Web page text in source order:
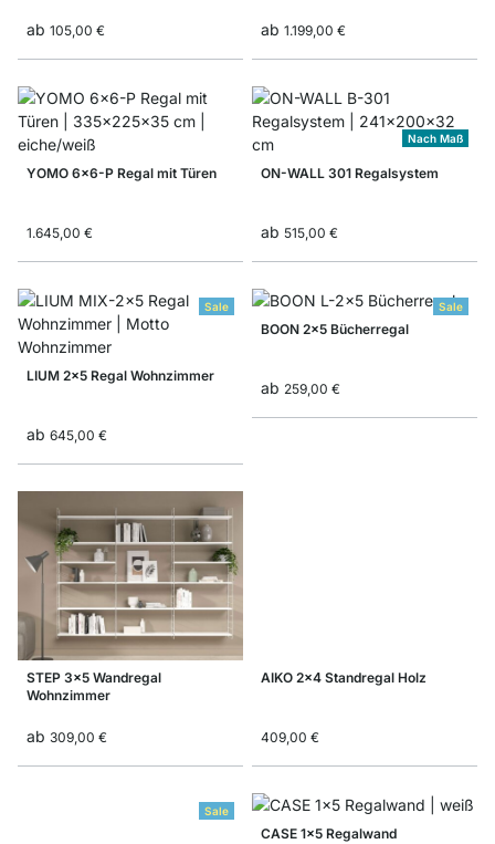
ab 105,00 € ab 1.199,00 €
YOMO 6x6-P Regal mit Türen
1.645,00 €
Nach Maß
ON-WALL 301 Regalsystem
ab 515,00 €
Sale
LIUM 2x5 Regal Wohnzimmer
ab 645,00 €
Sale
BOON 2x5 Bücherregal
ab 259,00 €
STEP 3x5 Wandregal
Wohnzimmer
ab 309,00 €
AIKO 2x4 Standregal Holz
409,00 €
Sale
CASE 1x5 Regalwand